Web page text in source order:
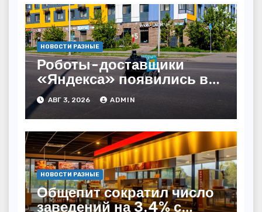
НОВОСТИ РАЗНЫЕ
Роботы-доставщики
«Яндекса» появились в
Казахстане
АВГ 3, 2026 ADMIN
НОВОСТИ РАЗНЫЕ
Общепит сократил число
заведений на 3,4% с